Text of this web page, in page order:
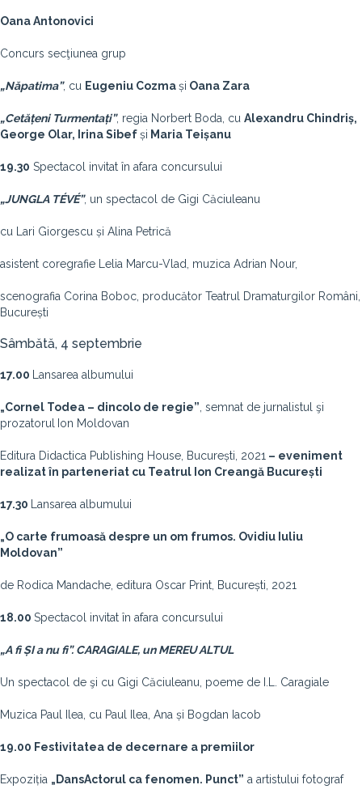
Oana Antonovici
Concurs secţiunea grup
„Năpatima”, cu Eugeniu Cozmași Oana Zara
„Cetățeni Turmentați”, regia Norbert Boda, cu Alexandru Chindriș,
George Olar, Irina Sibefși Maria Teișanu
19.30 Spectacol invitat în afara concursului
„JUNGLA TÉVÉ”, un spectacol de Gigi Căciuleanu
cu Lari Giorgescu și Alina Petrică
asistent coregrafie Lelia Marcu-Vlad, muzica Adrian Nour,
scenografia Corina Boboc, producător Teatrul Dramaturgilor Români,
București
Sâmbătă, 4 septembrie
17.00 Lansarea albumului
„Cornel Todea – dincolo de regie” semnat de jurnalistul şi
prozatorul
Ion Moldovan
Editura Didactica Publishing House, București, 2021 – eveniment
realizat în parteneriat cu Teatrul Ion Creangă București
17.30 Lansarea albumului
„O carte frumoasă despre un om frumos. Ovidiu Iuliu
Moldovan”
de Rodica Mandache, editura Oscar Print, București, 2021
18.00 Spectacol invitat în afara concursului
„A fi ȘI a nu fi”. CARAGIALE, un MEREU ALTUL
Un spectacol de şi cu Gigi Căciuleanu, poeme de I.L. Caragiale
Muzica Paul Ilea, cu Paul Ilea, Ana și Bogdan Iacob
19.00 Festivitatea de decernare a premiilor
Expoziția „DansActorul ca fenomen. Punct” a artistului fotograf